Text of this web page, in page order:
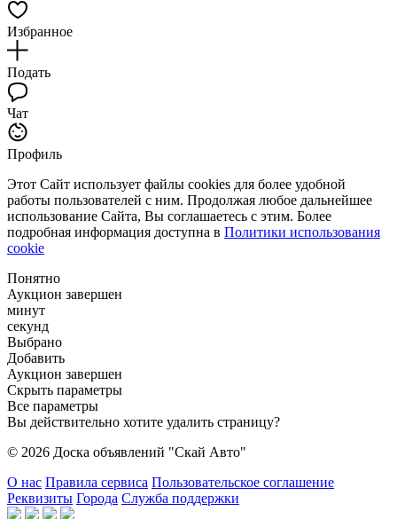
Избранное
Подать
Чат
Профиль
Этот Сайт использует файлы cookies для более удобной
работы пользователей с ним. Продолжая любое дальнейшее
использование Сайта, Вы соглашаетесь с этим. Более
подробная информация доступна в Политики использования
cookie
Понятно
Аукцион завершен
минут
секунд
Выбрано
Добавить
Аукцион завершен
Скрыть параметры
Все параметры
Вы действительно хотите удалить страницу?
© 2026 Доска объявлений "Скай Авто"
О нас Правила сервиса Пользовательское соглашение
Реквизиты Города Служба поддержки